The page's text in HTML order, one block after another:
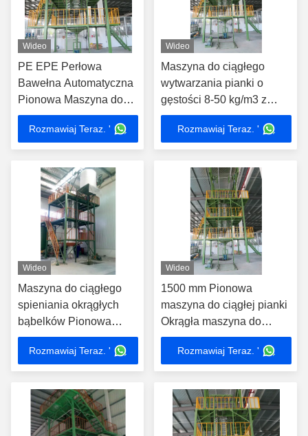
Wideo
PE EPE Perłowa
Bawełna Automatyczna
Pionowa Maszyna do
Pienieniowania
Werykacyjna
Cylindryczna 3000kg/h
Rozmawiaj Teraz. '
Wideo
Maszyna do ciągłego
wytwarzania pianki o
gęstości 8-50 kg/m3 z
przepływem pianki
90L/min
Rozmawiaj Teraz. '
Wideo
Maszyna do ciągłego
spieniania okrągłych
bąbelków Pionowa
maszyna do spieniania
poliuretanu
Rozmawiaj Teraz. '
Wideo
1500 mm Pionowa
maszyna do ciągłej pianki
Okrągła maszyna do
produkcji pianki Pu z
bąbelkami
Rozmawiaj Teraz. '